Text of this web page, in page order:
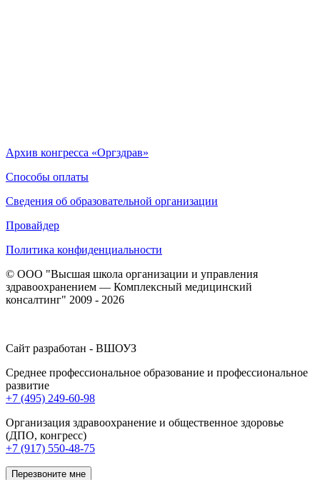
Архив конгресса «Оргздрав»
Способы оплаты
Сведения об образовательной организации
Провайдер
Политика конфиденциальности
© ООО "Высшая школа организации и управления
здравоохранением — Комплексный медицинский
консалтинг" 2009 - 2026
Сайт разработан - ВШОУЗ
Среднее профессиональное образование и профессиональное
развитие
+7 (495) 249-60-98
Организация здравоохранение и общественное здоровье
(ДПО, конгресс)
+7 (917) 550-48-75
Перезвоните мне